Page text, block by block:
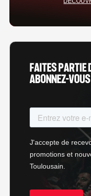
FAITES PARTIE
ABONNEZ-